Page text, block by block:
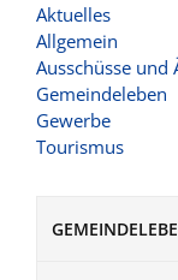
Aktuelles
Allgemein
Ausschüsse und
Gemeindeleben
Gewerbe
Tourismus